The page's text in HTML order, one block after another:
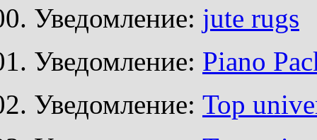
Уведомление: jute rugs
Уведомление: Piano
Уведомление: Top